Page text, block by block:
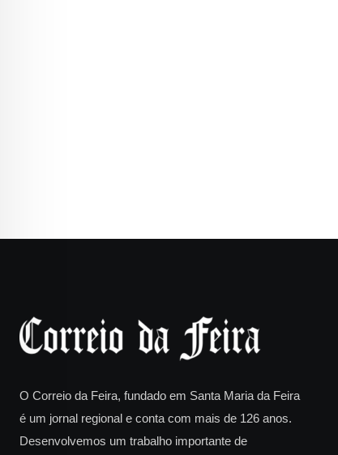
O Correio da Feira, fundado em Santa Maria da Feira
é um jornal regional e conta com mais de 126 anos.
Desenvolvemos um trabalho importante de